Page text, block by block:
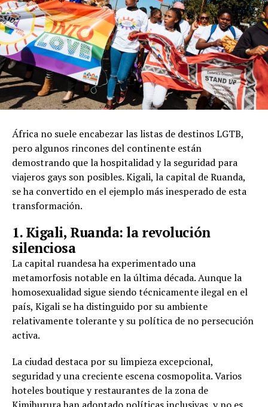
África no suele encabezar las listas de destinos LGTB,
pero algunos rincones del continente están
demostrando que la hospitalidad y la seguridad para
viajeros gays son posibles. Kigali, la capital de Ruanda,
se ha convertido en el ejemplo más inesperado de esta
transformación.
1. Kigali, Ruanda: la revolución
silenciosa
La capital ruandesa ha experimentado una
metamorfosis notable en la última década. Aunque la
homosexualidad sigue siendo técnicamente ilegal en el
país, Kigali se ha distinguido por su ambiente
relativamente tolerante y su política de no persecución
activa.
La ciudad destaca por su limpieza excepcional,
seguridad y una creciente escena cosmopolita. Varios
hoteles boutique y restaurantes de la zona de